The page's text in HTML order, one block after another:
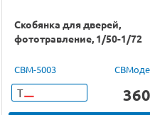
Скобянка для дверей,
фототравление, 1/50-1/72
CBM-5003
Т 360